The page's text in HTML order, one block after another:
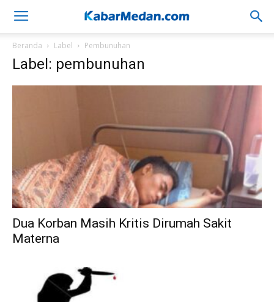
Beranda Label Pembunuhan
Label: pembunuhan
Dua Korban Masih Kritis Dirumah Sakit
Materna